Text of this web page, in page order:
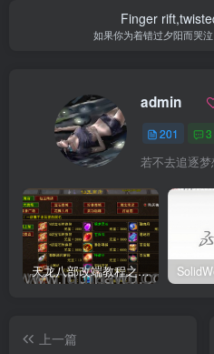
Finger
如果你为着错过夕阳而哭
admin
201 3
若不去追逐
天龙八部改端教程之元宝商店修改
上一篇